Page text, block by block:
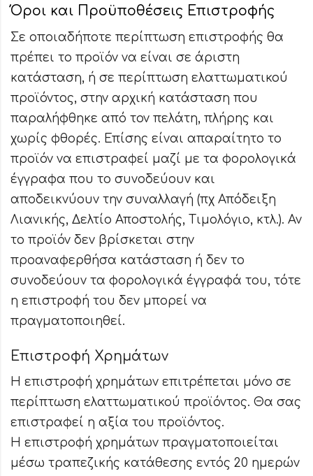
Όροι και Προϋποθέσεις Επιστροφής
Σε οποιαδήποτε περίπτωση επιστροφής θα
πρέπει το προϊόν να είναι σε άριστη
κατάσταση, ή σε περίπτωση ελαττωματικού
προϊόντος, στην αρχική κατάσταση που
παραλήφθηκε από τον πελάτη, πλήρης και
χωρίς φθορές. Επίσης είναι απαραίτητο το
προϊόν να επιστραφεί μαζί με τα φορολογικά
έγγραφα που το συνοδεύουν και
αποδεικνύουν την συναλλαγή (πχ Απόδειξη
Λιανικής, Δελτίο Αποστολής, Τιμολόγιο, κτλ.). Αν
το προϊόν δεν βρίσκεται στην
προαναφερθήσα κατάσταση ή δεν το
συνοδεύουν τα φορολογικά έγγραφά του, τότε
η επιστροφή του δεν μπορεί να
πραγματοποιηθεί.
Επιστροφή Χρημάτων
Η επιστροφή χρημάτων επιτρέπεται μόνο σε
περίπτωση ελαττωματικού προϊόντος. Θα σας
επιστραφεί η αξία του προϊόντος.
Η επιστροφή χρημάτων πραγματοποιείται
μέσω τραπεζικής κατάθεσης εντός 20 ημερών